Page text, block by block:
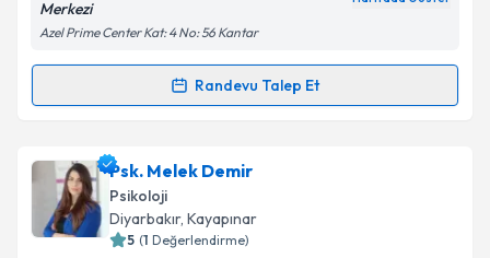
Metni'ni okudum ve kişisel verilerimin belirtilen
kapsamda işlenmesini kabul ediyorum.
Merkezi
Azel Prime Center Kat: 4 No: 56 Kantar
Randevu Talep Et
Randevu Takvimi Talebi
Uzm. Psk. Abdurrahman Kikizade
takvimi talebi oluşturun. Size bu uzmandan randevu
almanız için bir takvim hazırlandığında e-posta ile
bilgilendireceğiz.
Psk. Melek Demir
Psikoloji
Diyarbakır, Kayapınar
5 (1 Değerlendirme)